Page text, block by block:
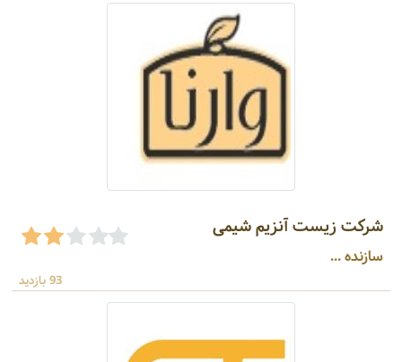
شرکت زیست آنزیم شیمی
سازنده ...
93 بازدید